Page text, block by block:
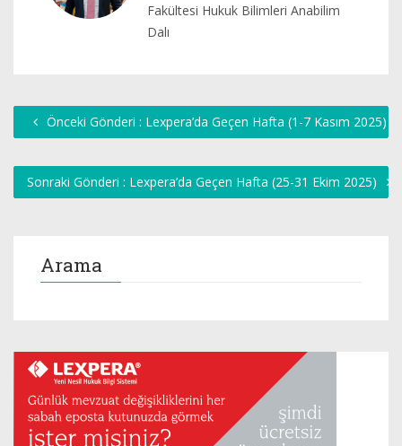
Fakültesi Hukuk Bilimleri Anabilim
Dalı
Önceki Gönderi : Lexpera’da Geçen Hafta (1-7 Kasım 2025)
Sonraki Gönderi : Lexpera’da Geçen Hafta (25-31 Ekim 2025)
Arama